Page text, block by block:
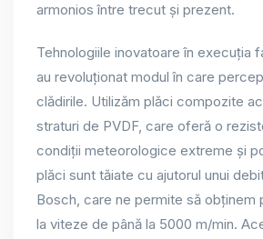
armonios între trecut și prezent.
Tehnologiile inovatoare în execuția
au revoluționat modul în care
clădirile. Utilizăm plăci compozite
straturi de PVDF, care oferă o
condiții meteorologice extreme și
plăci sunt tăiate cu ajutorul unui
Bosch, care ne permite să obținem
la viteze de până la 5000 m/min.